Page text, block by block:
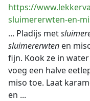
https://
sluimererwten-en-
... Pladijs met
sluimererwten en
fijn. Kook ze in
voeg een halve
miso toe. Laat
en ...